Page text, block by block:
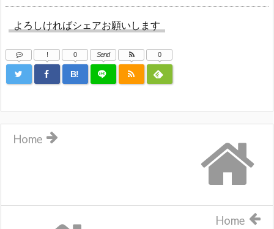
よろしければシェアお願いします
!
B!
0 Send 0
Home
Home